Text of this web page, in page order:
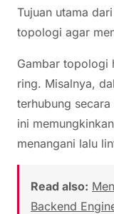
Tujuan utama
topologi agar
Gambar topologi
ring. Misalnya,
terhubung
ini
menangani lalu
Read also:
Backend